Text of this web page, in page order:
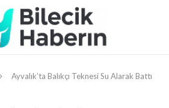
Ayvalık’ta Balıkçı Teknesi Su Alarak Battı